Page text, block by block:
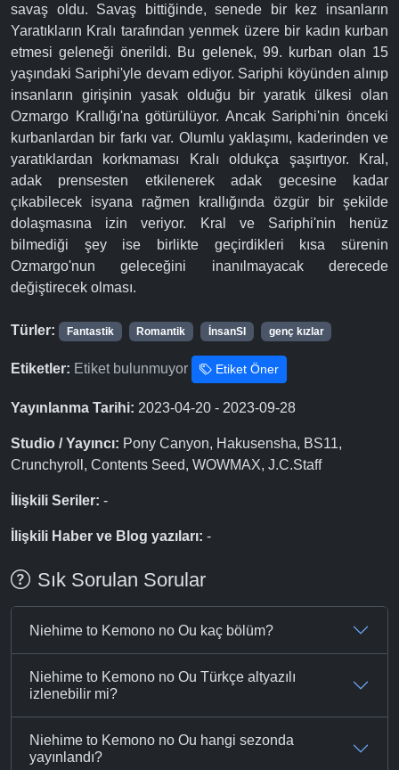
savaş oldu. Savaş bittiğinde, senede bir kez insanların
Yaratıkların Kralı tarafından yenmek üzere bir kadın kurban
etmesi geleneği önerildi. Bu gelenek, 99. kurban olan 15
yaşındaki Sariphi'yle devam ediyor. Sariphi köyünden alınıp
insanların girişinin yasak olduğu bir yaratık ülkesi olan
Ozmargo Krallığı'na götürülüyor. Ancak Sariphi'nin önceki
kurbanlardan bir farkı var. Olumlu yaklaşımı, kaderinden ve
yaratıklardan korkmaması Kralı oldukça şaşırtıyor. Kral,
adak prensesten etkilenerek adak gecesine kadar
çıkabilecek isyana rağmen krallığında özgür bir şekilde
dolaşmasına izin veriyor. Kral ve Sariphi'nin henüz
bilmediği şey ise birlikte geçirdikleri kısa sürenin
Ozmargo'nun geleceğini inanılmayacak derecede
değiştirecek olması.
Türler: Fantastik Romantik İnsanSI genç kızlar
Etiketler: Etiket bulunmuyor Etiket Öner
Yayınlanma Tarihi: 2023-04-20 - 2023-09-28
Studio / Yayıncı: Pony Canyon, Hakusensha, BS11,
Crunchyroll, Contents Seed, WOWMAX, J.C.Staff
İlişkili Seriler: -
İlişkili Haber ve Blog yazıları: -
Sık Sorulan Sorular
Niehime to Kemono no Ou kaç bölüm?
Niehime to Kemono no Ou Türkçe altyazılı
izlenebilir mi?
Niehime to Kemono no Ou hangi sezonda
yayınlandı?